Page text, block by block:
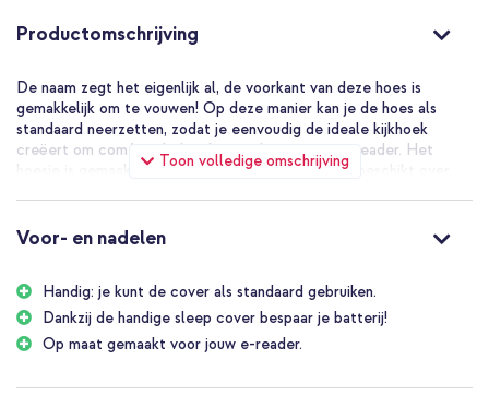
Productomschrijving
Toon volledige omschrijving
De naam zegt het eigenlijk al, de voorkant van deze hoes is
gemakkelijk om te vouwen! Op deze manier kan je de hoes als
standaard neerzetten, zodat je eenvoudig de ideale kijkhoek
creëert om comfortabel te kunnen lezen op je e-reader. Het
hoesje is gemaakt van hoogwaardig kunstleder en beschikt over
Voor- en nadelen
Handig: je kunt de cover als standaard gebruiken.
Dankzij de handige sleep cover bespaar je batterij!
Op maat gemaakt voor jouw e-reader.